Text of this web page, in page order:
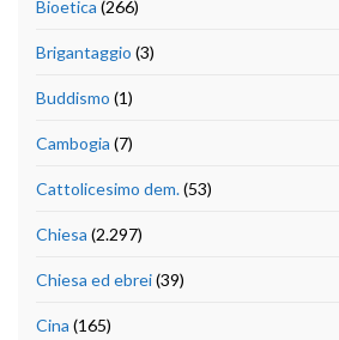
Bioetica (266)
Brigantaggio (3)
Buddismo (1)
Cambogia (7)
Cattolicesimo dem.(53)
Chiesa (2.297)
Chiesa ed ebrei(39)
Cina (165)